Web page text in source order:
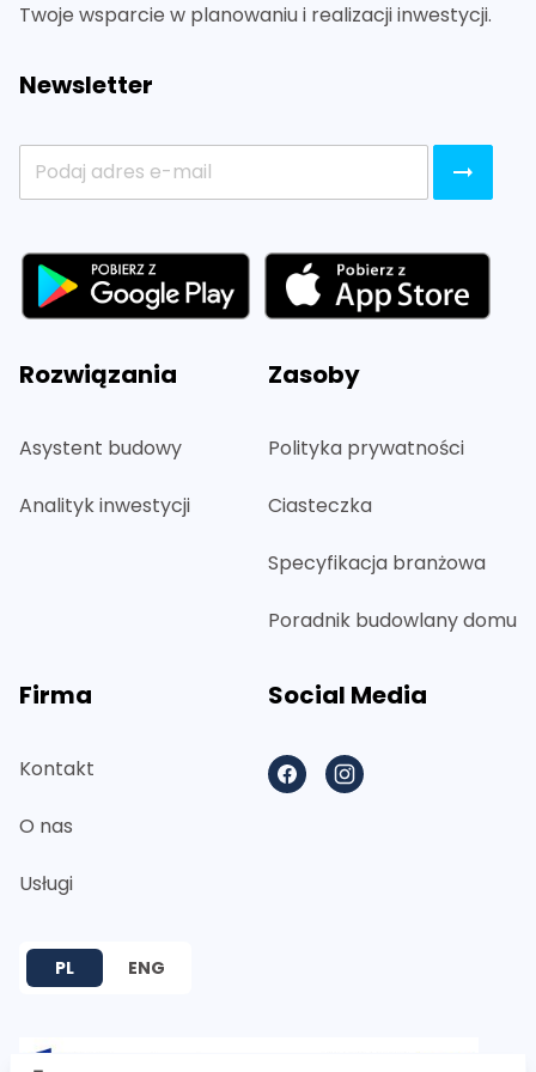
Twoje wsparcie w planowaniu i realizacji inwestycji.
Newsletter
Rozwiązania
Asystent budowy
Analityk inwestycji
Zasoby
Polityka prywatności
Ciasteczka
Specyfikacja branżowa
Poradnik budowlany domu
Firma
Kontakt
O nas
Usługi
Social Media
PL ENG